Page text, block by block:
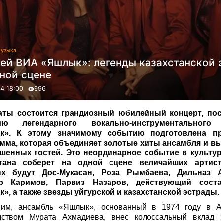
ВИА «Яшлык»: легенды казахстанской
сцене
18:00 996
состоится грандиозный юбилейный концерт,
легендарного вокально-инструментального
К этому значимому событию подготовлена
которая объединяет золотые хиты ансамбля и
гостей. Это неординарное событие в
соберет на одной сцене величайших
будут Дос-Мукасан, Роза Рымбаева, Дильназ
Каримов, Парвиз Назаров, действующий
а также звезды уйгурской и казахстанской эстрады.
ансамбль «Яшлык», основанный в 1974 году в
Мурата Ахмадиева, внес колоссальный вклад